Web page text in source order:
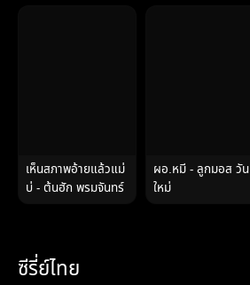
เห็นสภาพอ้ายแล้วแม่
บ่ - ต้นฮัก พรมจันทร์
ผอ.หมี - ลูกมอส วัน
ใหม่
ซีรี่ย์ไทย